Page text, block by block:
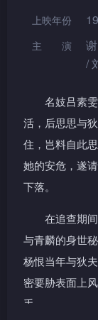
上映年份
主演
/
名妓吕素
活，后思思与
住，岂料自此
她的安危，遂
下落。
在追查期
与青麟的身世
杨恨当年与狄
密要胁表面上
手。